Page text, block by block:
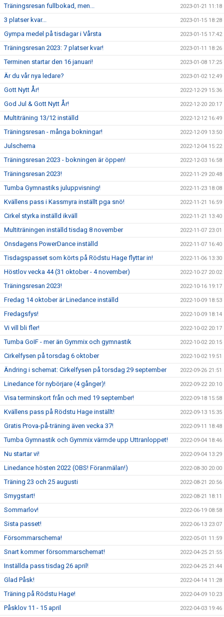
Träningsresan fullbokad, men... 2023-01-21 11:18
3 platser kvar... 2023-01-15 18:28
Gympa medel på tisdagar i Vårsta 2023-01-15 17:42
Träningsresan 2023: 7 platser kvar! 2023-01-11 18:26
Terminen startar den 16 januari! 2023-01-08 17:25
Är du vår nya ledare? 2023-01-02 12:49
Gott Nytt År! 2022-12-29 15:36
God Jul & Gott Nytt År! 2022-12-20 20:17
Multiträning 13/12 inställd 2022-12-12 16:49
Träningsresan - många bokningar! 2022-12-09 13:50
Julschema 2022-12-04 15:22
Träningsresan 2023 - bokningen är öppen! 2022-12-03 16:58
Träningsresan 2023! 2022-11-29 20:48
Tumba Gymnastiks juluppvisning! 2022-11-23 18:08
Kvällens pass i Kassmyra inställt pga snö! 2022-11-21 16:59
Cirkel styrka inställd ikväll 2022-11-21 13:40
Multiträningen inställd tisdag 8 november 2022-11-07 23:01
Onsdagens PowerDance inställd 2022-11-07 16:40
Tisdagspasset som körts på Rödstu Hage flyttar in! 2022-11-06 13:30
Höstlov vecka 44 (31 oktober - 4 november) 2022-10-27 20:02
Träningsresan 2023! 2022-10-16 19:17
Fredag 14 oktober är Linedance inställd 2022-10-09 18:53
Fredagsfys! 2022-10-09 18:14
Vi vill bli fler! 2022-10-02 20:17
Tumba GoIF - mer än Gymmix och gymnastik 2022-10-02 20:15
Cirkelfysen på torsdag 6 oktober 2022-10-02 19:51
Ändring i schemat: Cirkelfysen på torsdag 29 september 2022-09-26 21:51
Linedance för nybörjare (4 gånger)! 2022-09-22 20:10
Visa terminskort från och med 19 september! 2022-09-18 15:58
Kvällens pass på Rödstu Hage inställt! 2022-09-13 15:35
Gratis Prova-på-träning även vecka 37! 2022-09-11 18:48
Tumba Gymnastik och Gymmix värmde upp Uttranloppet! 2022-09-04 18:46
Nu startar vi! 2022-09-04 13:29
Linedance hösten 2022 (OBS! Föranmälan!) 2022-08-30 20:00
Träning 23 och 25 augusti 2022-08-21 20:56
Smygstart! 2022-08-21 18:11
Sommarlov! 2022-06-19 08:58
Sista passet! 2022-06-13 23:07
Försommarschema! 2022-05-01 11:59
Snart kommer försommarschemat! 2022-04-25 21:55
Inställda pass tisdag 26 april! 2022-04-25 21:44
Glad Påsk! 2022-04-14 11:28
Träning på Rödstu Hage! 2022-04-09 10:23
Påsklov 11 - 15 april 2022-04-03 19:46